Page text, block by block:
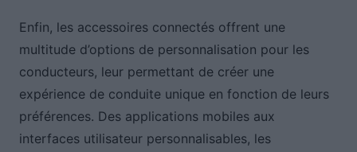
Enfin, les accessoires connectés offrent une
multitude d’options de personnalisation pour les
conducteurs, leur permettant de créer une
expérience de conduite unique en fonction de leurs
préférences. Des applications mobiles aux
interfaces utilisateur personnalisables, les